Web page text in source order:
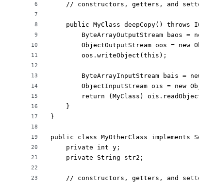
6
7
8
9
10
11
12
13
14
15
16
17
18
19
20
21
22
23
// constructors, getters, and
public MyClass deepCopy() throws
ByteArrayOutputStream baos =
ObjectOutputStream oos = new
        oos.writeObject(this);
ByteArrayInputStream bais =
ObjectInputStream ois = new
return (MyClass)
    }
}
public class MyOtherClass implements
    private int y;
    private String str2;
// constructors, getters, and